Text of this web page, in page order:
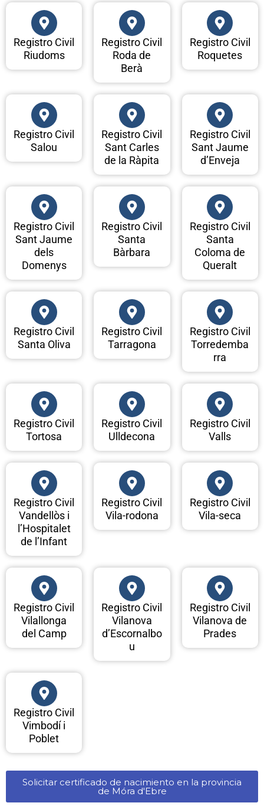
Registro Civil
Riudoms
Registro Civil
Roda de
Berà
Registro Civil
Roquetes
Registro Civil
Salou
Registro Civil
Sant Carles
de la Ràpita
Registro Civil
Sant Jaume
d’Enveja
Registro Civil
Sant Jaume
dels
Domenys
Registro Civil
Santa
Bàrbara
Registro Civil
Santa
Coloma de
Queralt
Registro Civil
Santa Oliva
Registro Civil
Tarragona
Registro Civil
Torredemba
rra
Registro Civil
Tortosa
Registro Civil
Ulldecona
Registro Civil
Valls
Registro Civil
Vandellòs i
l’Hospitalet
de l’Infant
Registro Civil
Vila-rodona
Registro Civil
Vila-seca
Registro Civil
Vilallonga
del Camp
Registro Civil
Vilanova
d’Escornalbo
u
Registro Civil
Vilanova de
Prades
Registro Civil
Vimbodí i
Poblet
Solicitar certificado de nacimiento en la provincia
de Móra d'Ebre​